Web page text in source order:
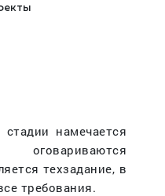
намечается
техзадание, в
требования.